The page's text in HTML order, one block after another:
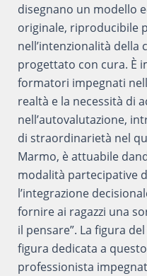
disegnano un modello
originale, riproducibile
nell’intenzionalità della
progettato con cura. È
formatori impegnati
realtà e la necessità di
nell’autovalutazione,
di straordinarietà nel
Marmo, è attuabile
modalità partecipative
l’integrazione
fornire ai ragazzi una
il pensare”. La figura
figura dedicata a
professionista